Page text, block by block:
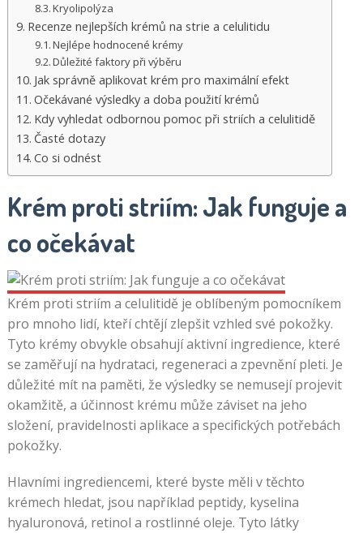
Kryolipolýza
Recenze nejlepších krémů na strie a celulitidu
Nejlépe hodnocené krémy
Důležité faktory při výběru
Jak správně aplikovat krém pro maximální efekt
Očekávané výsledky a doba použití krémů
Kdy vyhledat odbornou pomoc při striích a celulitidě
Časté dotazy
Co si odnést
Krém proti striím: Jak funguje a
co očekávat
Krém proti striím a celulitidě je oblíbeným pomocníkem
pro mnoho lidí, kteří chtějí zlepšit vzhled své pokožky.
Tyto krémy obvykle obsahují aktivní ingredience, které
se zaměřují na hydrataci, regeneraci a zpevnění pleti. Je
důležité mít na paměti, že výsledky se nemusejí projevit
okamžitě, a účinnost krému může záviset na jeho
složení, pravidelnosti aplikace a specifických potřebách
pokožky.
Hlavními ingrediencemi, které byste měli v těchto
krémech hledat, jsou například peptidy, kyselina
hyaluronová, retinol a rostlinné oleje. Tyto látky